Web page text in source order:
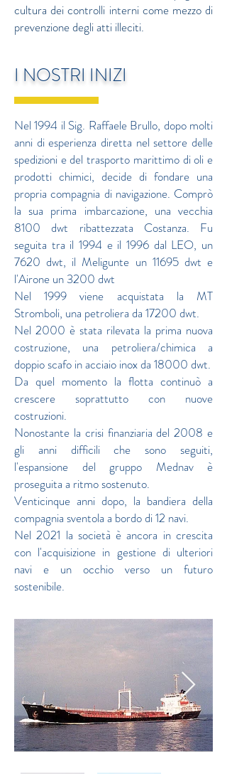
cultura dei controlli interni come mezzo di
prevenzione degli atti illeciti.
I NOSTRI INIZI
Nel 1994 il Sig. Raffaele Brullo, dopo molti
anni di esperienza diretta nel settore delle
spedizioni e del trasporto marittimo di oli e
prodotti chimici, decide di fondare una
propria compagnia di navigazione. Comprò
la sua prima imbarcazione, una vecchia
8100 dwt ribattezzata Costanza. Fu
seguita tra il 1994 e il 1996 dal LEO, un
7620 dwt, il Meligunte un 11695 dwt e
l'Airone un 3200 dwt
Nel 1999 viene acquistata la MT
Stromboli, una petroliera da 17200 dwt.
Nel 2000 è stata rilevata la prima nuova
costruzione, una petroliera/chimica a
doppio scafo in acciaio inox da 18000 dwt.
Da quel momento la flotta continuò a
crescere soprattutto con nuove
costruzioni.
Nonostante la crisi finanziaria del 2008 e
gli anni difficili che sono seguiti,
l'espansione del gruppo Mednav è
proseguita a ritmo sostenuto.
Venticinque anni dopo, la bandiera della
compagnia sventola a bordo di 12 navi.
Nel 2021 la società è ancora in crescita
con l'acquisizione in gestione di ulteriori
navi e un occhio verso un futuro
sostenibile.